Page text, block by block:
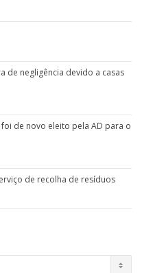
de negligência devido a casas
de novo eleito pela AD para o
de recolha de resíduos